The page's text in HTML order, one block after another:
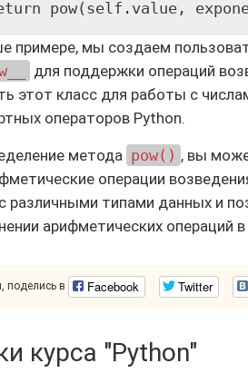
примере, мы создаем
для поддержки операций
этот класс для работы с
операторов Python.
метода pow() , вы
операции
различными типами данных и
арифметических операций
поделись в Facebook Twitter
курса "Python"